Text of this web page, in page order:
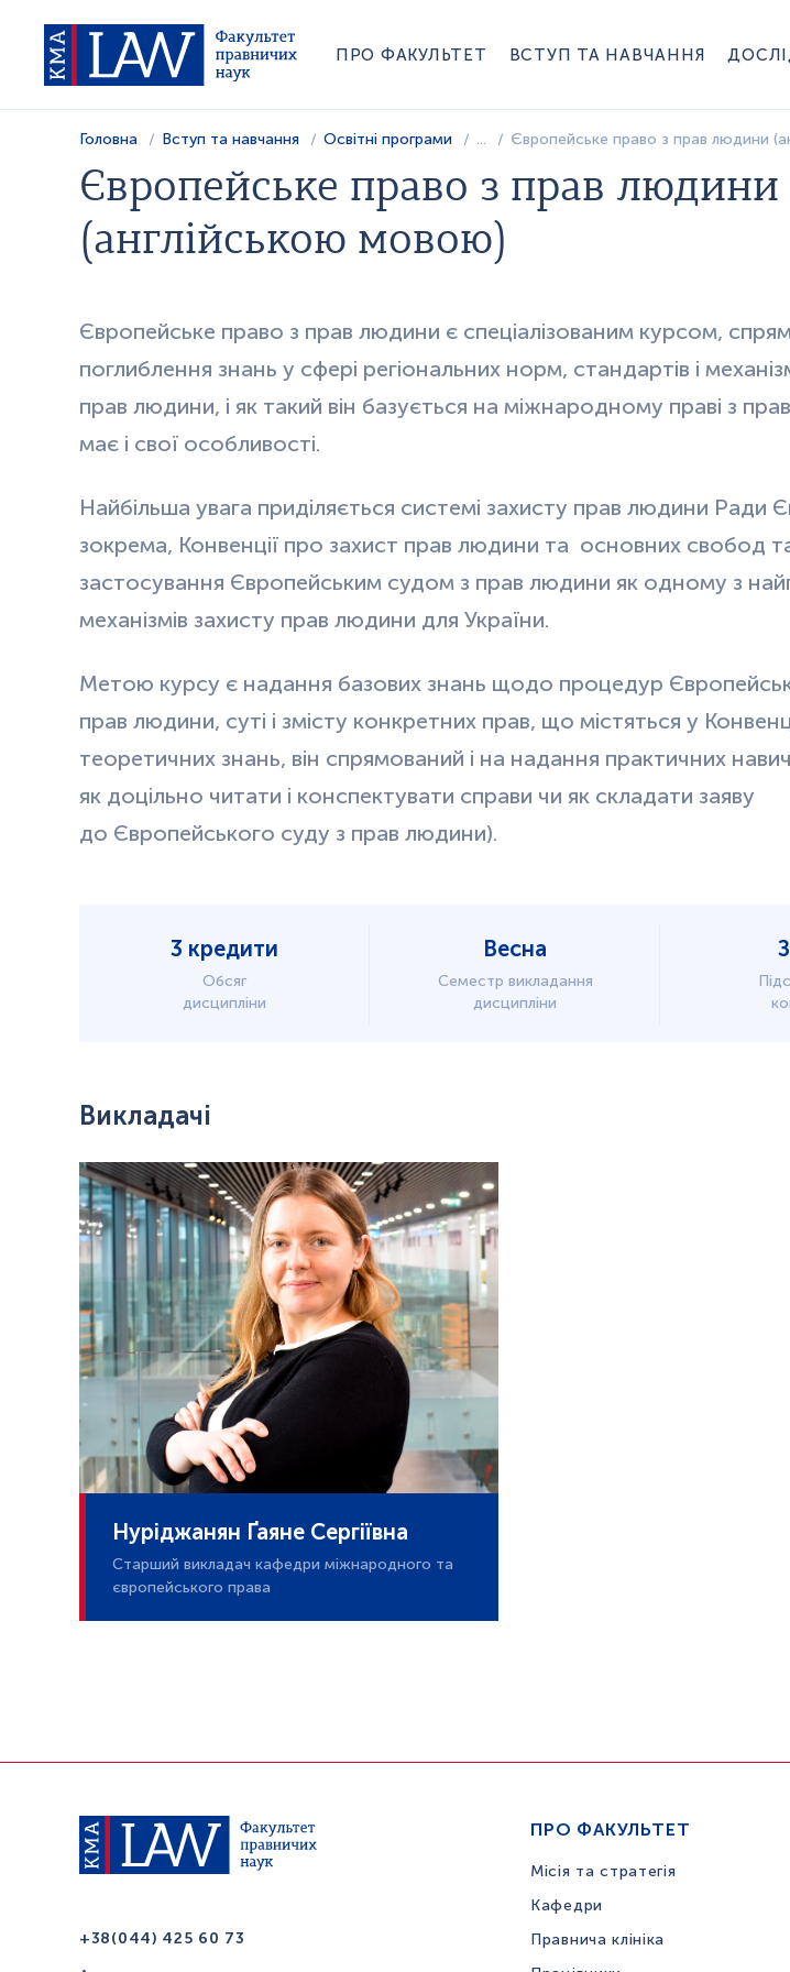
ПРО ФАКУЛЬТЕТ ВСТУП ТА НАВЧАННЯ
Головна Вступ та навчання Освітні програми ... Європейське право з прав людини
Європейське право з прав людини
(англійською мовою)
Європейське право з прав людини є спеціалізованим курсом,
поглиблення знань у сфері регіональних норм, стандартів і
прав людини, і як такий він базується на міжнародному праві з
має і свої особливості.
Найбільша увага приділяється системі захисту прав людини Ради
зокрема, Конвенції про захист прав людини та основних свобод та
застосування Європейським судом з прав людини як одному з
механізмів захисту прав людини для України.
Метою курсу є надання базових знань щодо процедур
прав людини, суті і змісту конкретних прав, що містяться у
теоретичних знань, він спрямований і на надання практичних
як доцільно читати і конспектувати справи чи як складати заяву
до Європейського суду з прав людини).
3 кредити
Обсяг
дисципліни
Весна
Семестр викладання
дисципліни
Викладачі
Нуріджанян Ґаяне Сергіївна
Старший викладач кафедри міжнародного та
європейського права
+38(044) 425 60 73
ПРО ФАКУЛЬТЕТ
Місія та стратегія
Кафедри
Правнича клініка